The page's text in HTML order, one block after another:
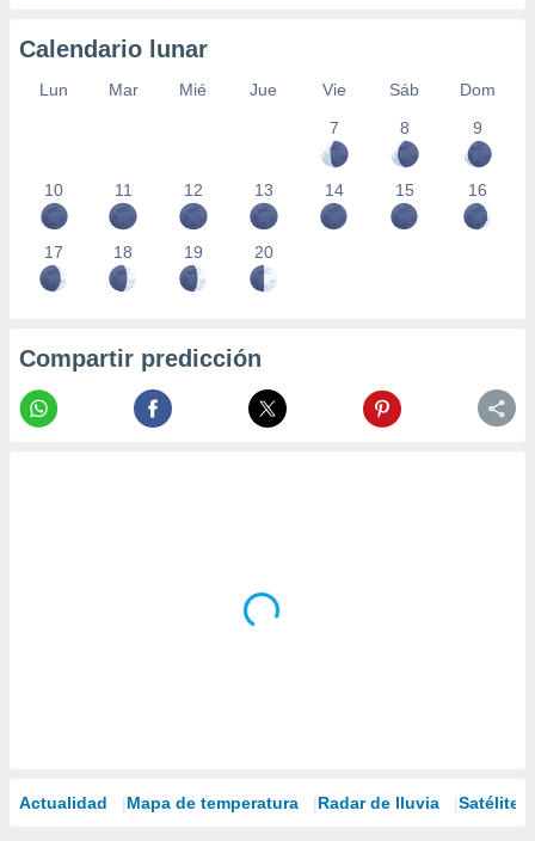
Calendario lunar
Lun Mar Mié Jue Vie Sáb
Dom
7
8 9
10 11 12 13 14 15 16
17 18 19 20
Compartir predicción
Actualidad Mapa de temperatura Radar de lluvia Satélites